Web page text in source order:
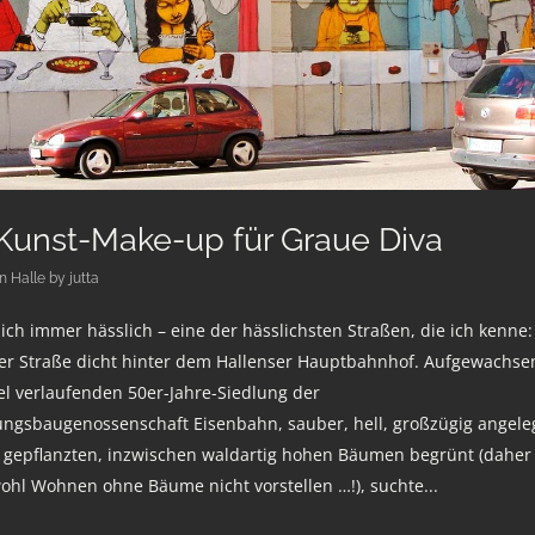
Make-up für Graue Diva
Halle by jutta
immer hässlich – eine der hässlichsten Straßen, die ich kenne:
Straße dicht hinter dem Hallenser Hauptbahnhof.
verlaufenden 50er-Jahre-Siedlung der
Eisenbahn, sauber, hell, großzügig
inzwischen waldartig hohen Bäumen begrünt (daher
Wohnen ohne Bäume nicht vorstellen …!), suchte...